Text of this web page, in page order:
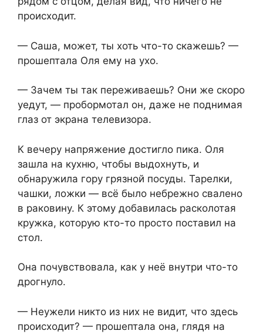
происходит.
— Саша, может, ты хоть что-то скажешь? —
прошептала Оля ему на ухо.
— Зачем ты так переживаешь? Они же скоро
уедут, — пробормотал он, даже не поднимая
глаз от экрана телевизора.
К вечеру напряжение достигло пика. Оля
зашла на кухню, чтобы выдохнуть, и
обнаружила гору грязной посуды. Тарелки,
чашки, ложки — всё было небрежно свалено
в раковину. К этому добавилась расколотая
кружка, которую кто-то просто поставил на
стол.
Она почувствовала, как у неё внутри что-то
дрогнуло.
— Неужели никто из них не видит, что здесь
происходит? — прошептала она, глядя на